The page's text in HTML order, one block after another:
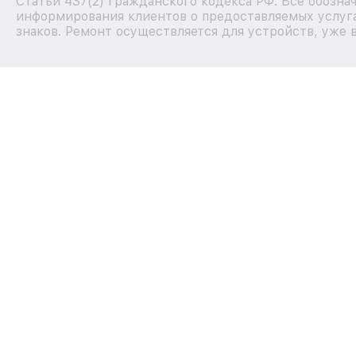
информирования клиентов о предоставляемых
знаков. Ремонт осуществляется для устройств,